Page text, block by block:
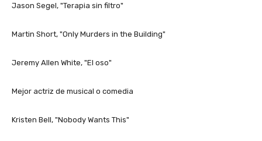
Jason Segel, "Terapia sin filtro"
Martin Short, "Only Murders in the Building"
Jeremy Allen White, "El oso"
Mejor actriz de musical o comedia
Kristen Bell, "Nobody Wants This"